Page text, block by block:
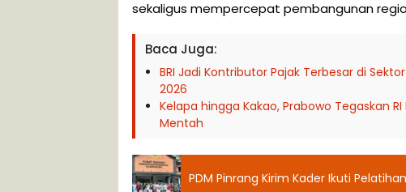
sekaligus mempercepat pembangunan
Baca Juga:
BRI Jadi Kontributor Pajak Terbesar di
2026
Kelapa hingga Kakao, Prabowo Tegaskan
Mentah
PDM Pinrang Kirim Kader Ikuti